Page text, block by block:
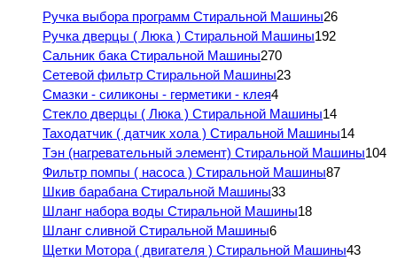
Ручка выбора программ Стиральной Машины26
Ручка дверцы ( Люка ) Стиральной Машины192
Сальник бака Стиральной Машины270
Сетевой фильтр Стиральной Машины23
Смазки - силиконы - герметики - клея4
Стекло дверцы ( Люка ) Стиральной Машины14
Таходатчик ( датчик хола ) Стиральной Машины14
Тэн (нагревательный элемент) Стиральной Машины104
Фильтр помпы ( насоса ) Стиральной Машины87
Шкив барабана Стиральной Машины33
Шланг набора воды Стиральной Машины18
Шланг сливной Стиральной Машины6
Щетки Мотора ( двигателя ) Стиральной Машины43